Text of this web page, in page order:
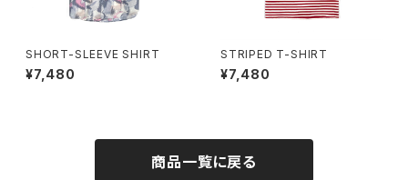
SHORT-SLEEVE SHIRT
¥7,480
STRIPED T-SHIRT
¥7,480
商品一覧に戻る